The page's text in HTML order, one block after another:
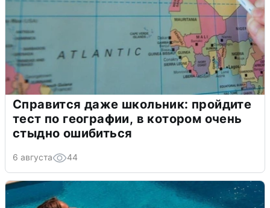
Справится даже школьник: пройдите
тест по географии, в котором очень
стыдно ошибиться
6 августа 44